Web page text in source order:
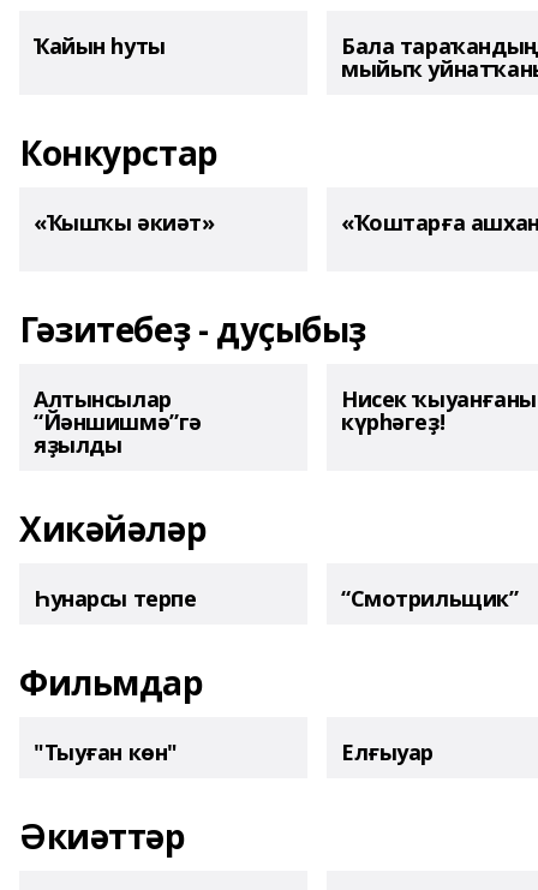
Ҡайын һуты Бала тараҡандың
мыйыҡ
Конкурстар
«Ҡышҡы әкиәт» «Ҡоштарға
Гәзитебеҙ - дуҫыбыҙ
Алтынсылар
“Йәншишмә”гә
яҙылды
Нисек
күрһәгеҙ!
Хикәйәләр
Һунарсы терпе “Смотрильщик”
Фильмдар
"Тыуған көн" Елғыуар
Әкиәттәр